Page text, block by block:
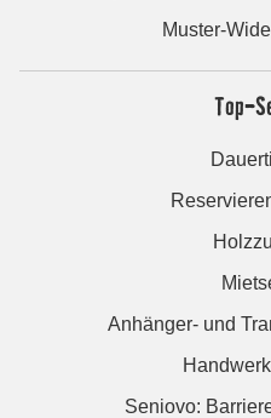
Muster-
Top-
Anhänger- und
Seniovo: